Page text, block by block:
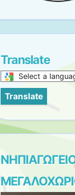
Translate
Select
a
translate
page
Translate